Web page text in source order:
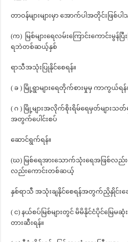
တာဝန်များများမှာ အောက်ပါအတိုင်းဖြစ်ပ
(က) မြစ်များရေလမ်းကြောင်းကောင်းမွန်ပြီ
ရဘဲတစ်ဆယ့်နှစ်
ရာသီအသုံးပြုနိုင်စေရန်။
( ခ ) မြို့ရွာများရေတိုက်စားမှုမှ ကာကွယ်ရန်
( ဂ ) မြို့များအလိုက်စိုးရိမ်ရေမှတ်များသ
အတွက်ပေါင်းစပ်
ဆောင်ရွက်ရန်။
(ဃ) မြစ်ရေအားသောက်သုံးရေအဖြစ်လည်း
လည်းကောင်းတစ်ဆယ့်
နှစ်ရာသီ အသုံးချနိုင်စေရန်အတွက်ညှိနှိုင်းဆ
( င) နယ်စပ်မြစ်များတွင် မိမိနိုင်ငံပိုင်မြ
တားဆီးရန်။